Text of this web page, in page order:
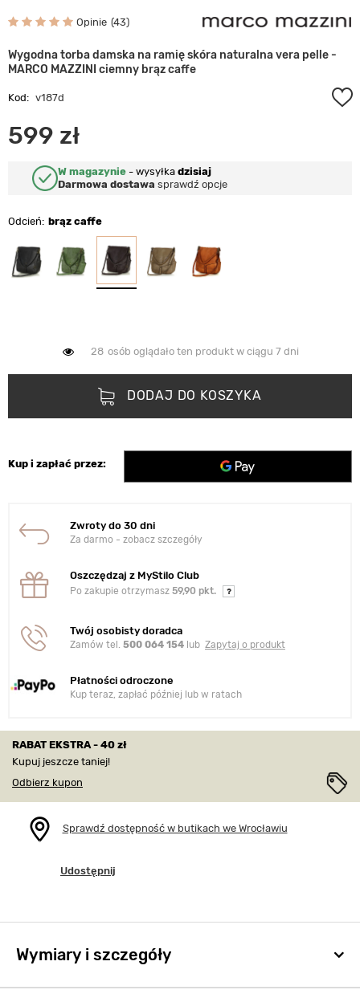
Opinie 43
Wygodna torba damska na ramię skóra naturalna vera pelle -
MARCO MAZZINI ciemny brąz caffe
Kod: v187d
599 zł
W magazynie - wysyłka dzisiaj
Darmowa dostawa sprawdź opcje
Odcień brąz caffe
28 osób oglądało ten produkt w ciągu 7 dni
DODAJ DO KOSZYKA
Kup i zapłać przez:
Zwroty do 30 dni
Za darmo - zobacz szczegóły
Oszczędzaj z MyStilo Club
Po zakupie otrzymasz 59,90 pkt.
Twój osobisty doradca
Zamów tel. 500 064 154 lub Zapytaj o produkt
Płatności odroczone
Kup teraz, zapłać później lub w ratach
RABAT EKSTRA - 40 zł
Kupuj jeszcze taniej!
Odbierz kupon
Sprawdź dostępność w butikach we Wrocławiu
Udostępnij
Wymiary i szczegóły